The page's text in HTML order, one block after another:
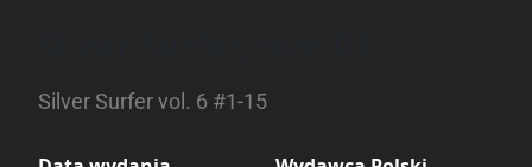
Silver Surfer vol. 6 #1-15